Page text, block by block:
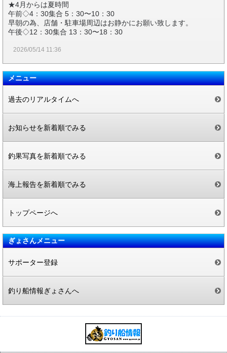
★4月からは夏時間
午前◇4：30集合 5：30〜10：30
早朝の為、店舗・駐車場周辺はお静かにお願い致します。
午後◇12：30集合 13：30〜18：30
2026/05/14 11:36
メニュー
過去のリアルタイムへ
お知らせを新着順でみる
釣果写真を新着順でみる
海上報告を新着順でみる
トップページへ
ぎょさんメニュー
サポーター登録
釣り船情報ぎょさんへ